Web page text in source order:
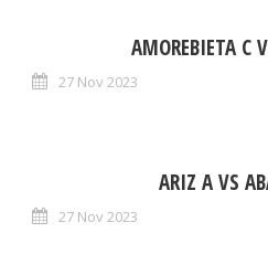
AMOREBIETA C
27 Nov 2023
ARIZ A VS
27 Nov 2023